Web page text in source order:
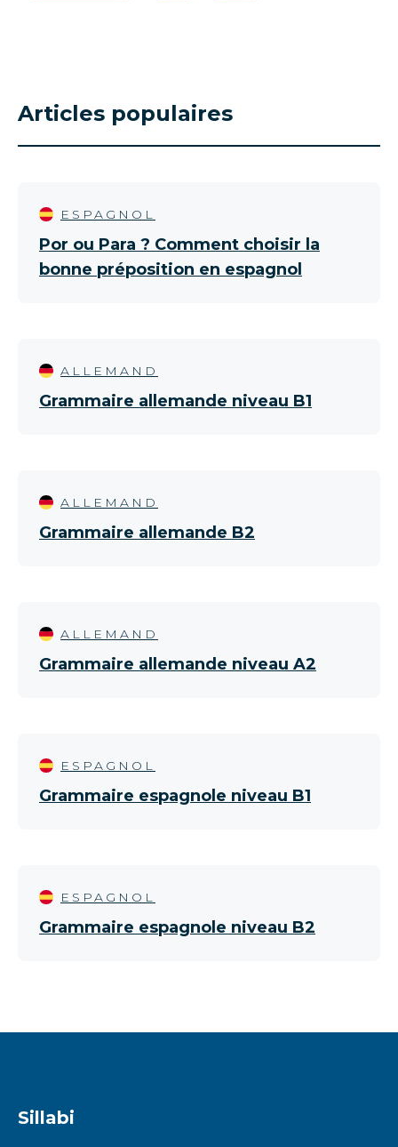
Articles populaires
ESPAGNOL
Por ou Para ? Comment choisir la
bonne préposition en espagnol
ALLEMAND
Grammaire allemande niveau B1
ALLEMAND
Grammaire allemande B2
ALLEMAND
Grammaire allemande niveau A2
ESPAGNOL
Grammaire espagnole niveau B1
ESPAGNOL
Grammaire espagnole niveau B2
Sillabi